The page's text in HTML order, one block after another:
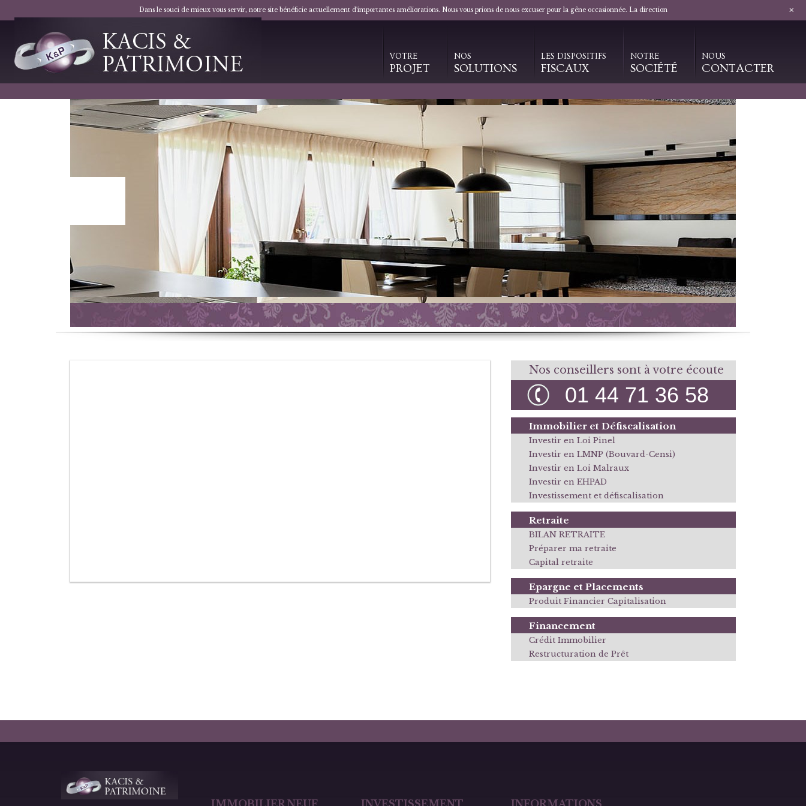
VOTRE
PROJET
NOS
SOLUTIONS
LES DISPOSITIFS
FISCAUX
NOTRE
SOCIÉTÉ
NOUS
CONTACTER
Nos conseillers sont à votre écoute
01 44 71 36 58
Immobilier et Défiscalisation
Investir en Loi Pinel
Investir en LMNP (Bouvard-Censi)
Investir en Loi Malraux
Investir en EHPAD
Investissement et défiscalisation
Retraite
BILAN RETRAITE
Préparer ma retraite
Capital retraite
Epargne et Placements
Produit Financier Capitalisation
Financement
Crédit Immobilier
Restructuration de Prêt
Dans le souci de mieux vous servir, notre site bénéficie actuellement d'importantes améliorations. Nous vous prions de nous excuser pour la gêne occasionnée. La direction +
IMMOBILIER NEUF INVESTISSEMENT INFORMATIONS